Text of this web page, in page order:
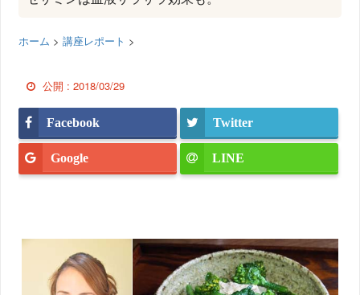
ホーム >講座レポート >
公開 :2018/03/29
Facebook Twitter
Google LINE